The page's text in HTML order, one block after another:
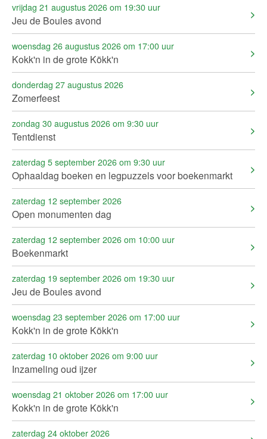
vrijdag 21 augustus 2026 om 19:30 uur
Jeu de Boules avond
woensdag 26 augustus 2026 om 17:00 uur
Kokk'n in de grote Kökk'n
donderdag 27 augustus 2026
Zomerfeest
zondag 30 augustus 2026 om 9:30 uur
Tentdienst
zaterdag 5 september 2026 om 9:30 uur
Ophaaldag boeken en legpuzzels voor boekenmarkt
zaterdag 12 september 2026
Open monumenten dag
zaterdag 12 september 2026 om 10:00 uur
Boekenmarkt
zaterdag 19 september 2026 om 19:30 uur
Jeu de Boules avond
woensdag 23 september 2026 om 17:00 uur
Kokk'n in de grote Kökk'n
zaterdag 10 oktober 2026 om 9:00 uur
Inzameling oud ijzer
woensdag 21 oktober 2026 om 17:00 uur
Kokk'n in de grote Kökk'n
zaterdag 24 oktober 2026